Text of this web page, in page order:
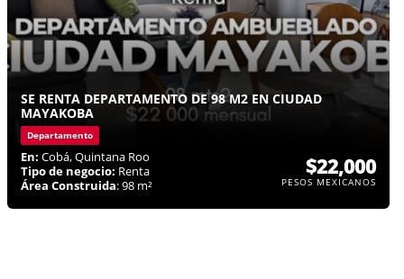
SE RENTA DEPARTAMENTO DE 98 M2 EN CIUDAD
MAYAKOBA
Departamento
En: Cobá, Quintana Roo
Tipo de negocio: Renta
Área Construida: 98 m²
$22,000
PESOS MEXICANOS